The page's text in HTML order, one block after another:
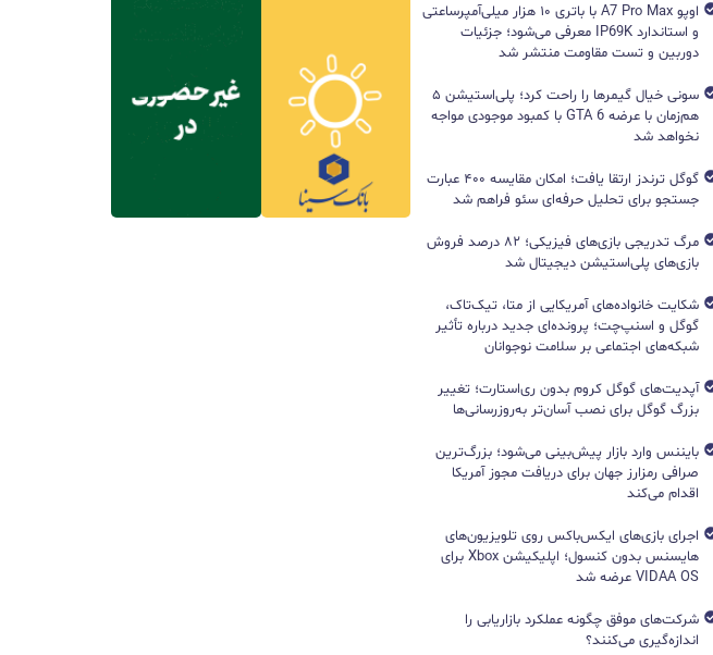
اوپو A7 Pro Max با باتری ۱۰ هزار میلی‌آمپرساعتی
و استاندارد IP69K معرفی می‌شود؛ جزئیات
دوربین و تست مقاومت منتشر شد
سونی خیال گیمرها را راحت کرد؛ پلی‌استیشن ۵
هم‌زمان با عرضه GTA 6 با کمبود موجودی مواجه
نخواهد شد
گوگل ترندز ارتقا یافت؛ امکان مقایسه ۴۰۰ عبارت
جستجو برای تحلیل حرفه‌ای سئو فراهم شد
مرگ تدریجی بازی‌های فیزیکی؛ ۸۲ درصد فروش
بازی‌های پلی‌استیشن دیجیتال شد
شکایت خانواده‌های آمریکایی از متا، تیک‌تاک،
گوگل و اسنپ‌چت؛ پرونده‌ای جدید درباره تأثیر
شبکه‌های اجتماعی بر سلامت نوجوانان
آپدیت‌های گوگل کروم بدون ری‌استارت؛ تغییر
بزرگ گوگل برای نصب آسان‌تر به‌روزرسانی‌ها
بایننس وارد بازار پیش‌بینی می‌شود؛ بزرگ‌ترین
صرافی رمزارز جهان برای دریافت مجوز آمریکا
اقدام می‌کند
اجرای بازی‌های ایکس‌باکس روی تلویزیون‌های
هایسنس بدون کنسول؛ اپلیکیشن Xbox برای
VIDAA OS عرضه شد
شرکت‌های موفق چگونه عملکرد بازاریابی را
اندازه‌گیری می‌کنند؟